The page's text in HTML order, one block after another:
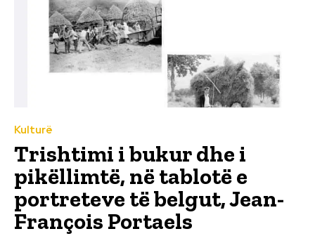
Kulturë
Trishtimi i bukur dhe i
pikëllimtë, në tablotë e
portreteve të belgut, Jean-
François Portaels